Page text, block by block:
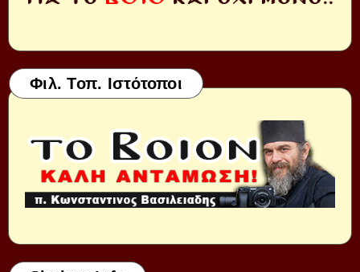
Φιλ. Τοπ. Ιστότοποι